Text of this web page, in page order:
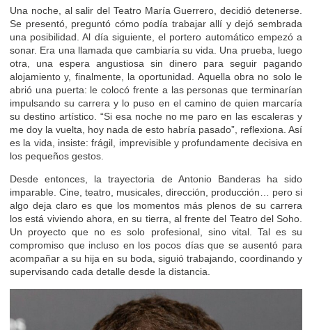
Una noche, al salir del Teatro María Guerrero, decidió detenerse.
Se presentó, preguntó cómo podía trabajar allí y dejó sembrada
una posibilidad. Al día siguiente, el portero automático empezó a
sonar. Era una llamada que cambiaría su vida. Una prueba, luego
otra, una espera angustiosa sin dinero para seguir pagando
alojamiento y, finalmente, la oportunidad. Aquella obra no solo le
abrió una puerta: le colocó frente a las personas que terminarían
impulsando su carrera y lo puso en el camino de quien marcaría
su destino artístico. “Si esa noche no me paro en las escaleras y
me doy la vuelta, hoy nada de esto habría pasado”, reflexiona. Así
es la vida, insiste: frágil, imprevisible y profundamente decisiva en
los pequeños gestos.
Desde entonces, la trayectoria de Antonio Banderas ha sido
imparable. Cine, teatro, musicales, dirección, producción… pero si
algo deja claro es que los momentos más plenos de su carrera
los está viviendo ahora, en su tierra, al frente del Teatro del Soho.
Un proyecto que no es solo profesional, sino vital. Tal es su
compromiso que incluso en los pocos días que se ausentó para
acompañar a su hija en su boda, siguió trabajando, coordinando y
supervisando cada detalle desde la distancia.